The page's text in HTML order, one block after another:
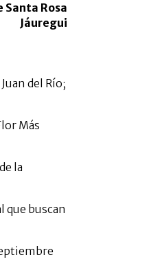
Santa Rosa
Jáuregui
del Río;
Más
la
que buscan